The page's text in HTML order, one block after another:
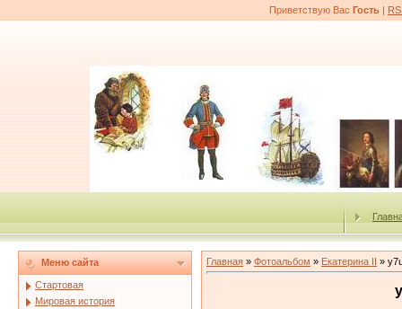
Приветствую Вас Гость |
Меню сайта
Стартовая
Мировая история
Главная » Фотоальбом » Екатерина II »